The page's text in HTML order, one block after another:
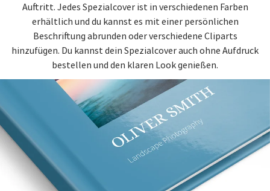
Auftritt. Jedes Spezialcover ist in verschiedenen Farben
erhältlich und du kannst es mit einer persönlichen
Beschriftung abrunden oder verschiedene Cliparts
hinzufügen. Du kannst dein Spezialcover auch ohne Aufdruck
bestellen und den klaren Look genießen.